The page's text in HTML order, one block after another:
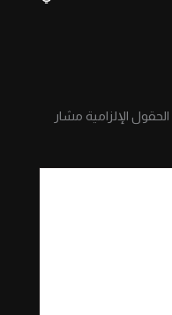
الحقول الإلزامية مشار